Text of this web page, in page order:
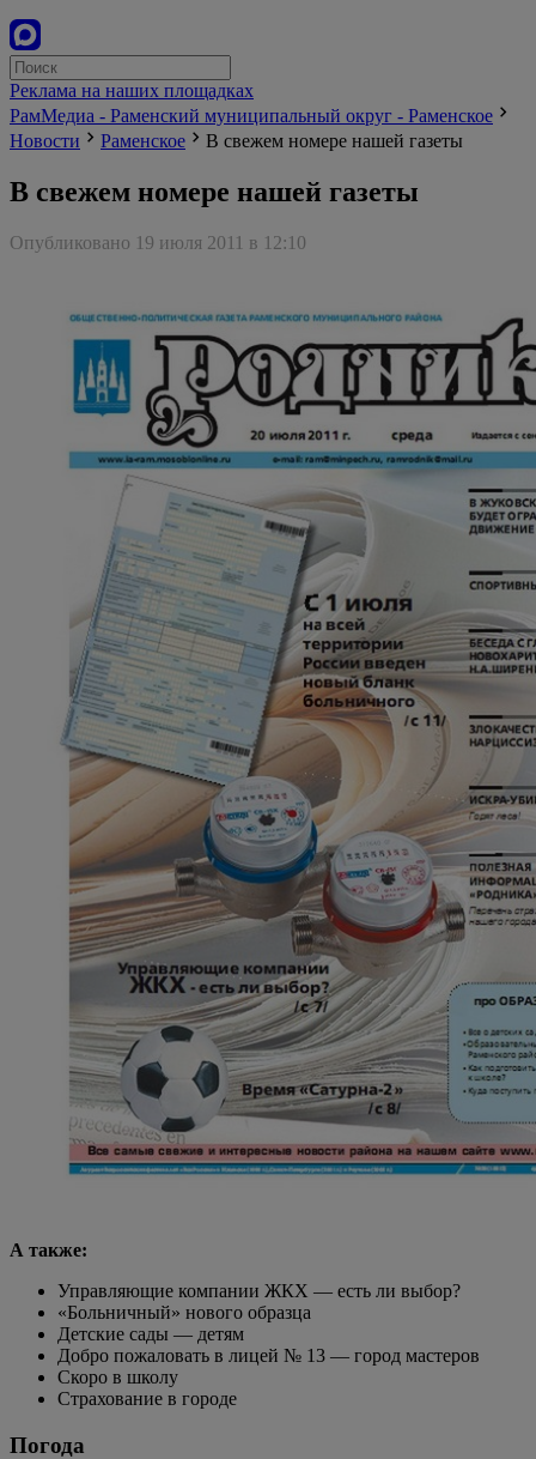
Реклама на наших площадках
РамМедиа - Раменский муниципальный округ - Раменское
Новости
Раменское В свежем номере нашей газеты
В свежем номере нашей газеты
Опубликовано 19 июля 2011 в 12:10
А также:
Управляющие компании ЖКХ — есть ли выбор?
«Больничный» нового образца
Детские сады — детям
Добро пожаловать в лицей № 13 — город мастеров
Скоро в школу
Страхование в городе
Погода